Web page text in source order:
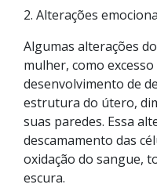
2. Alterações
Algumas alterações
mulher, como
desenvolvimento de
estrutura do útero,
suas paredes. Essa
descamamento das
oxidação do sangue,
escura.